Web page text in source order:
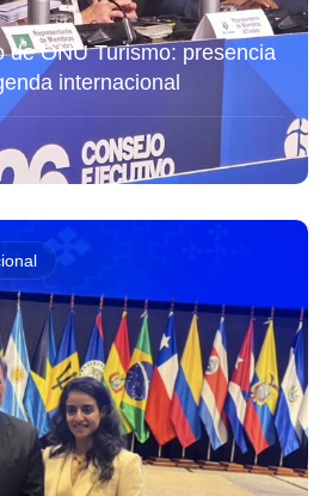
de ONU Turismo: presencia
internacional